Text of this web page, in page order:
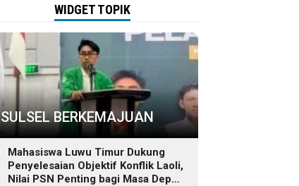
WIDGET TOPIK
SULSEL BERKEMAJUAN
Mahasiswa Luwu Timur Dukung
Penyelesaian Objektif Konflik Laoli,
Nilai PSN Penting bagi Masa Depan